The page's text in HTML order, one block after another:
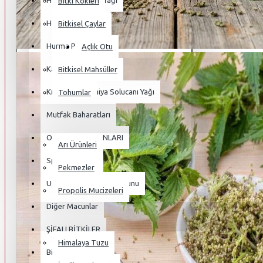
Hayvansal Yağlar
Hurma Poleni
Kampanyalı Ürünler
Kırmızı Kaliforniya Solucanı Yağı
Mutfak Baharatları
OSMANLI MACUNLARI
Sperm Macunu
Ustasından Hünkar Macunu
Diğer Macunlar
ŞİFALI BİTKİLER
Bitki Kökleri
Bitkisel Çaylar
Açlık Otu
Bitkisel Mahsüller
Tohumlar
Arı Ürünleri
Pekmezler
Propolis Mucizeleri
Himalaya Tuzu